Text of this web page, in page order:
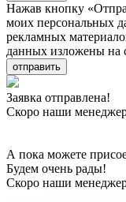
Нажав кнопку
моих персональных
рекламных
данных изложены на
отправить
Заявка отправлена!
Скоро наши
А пока можете
Будем очень рады!
Скоро наши